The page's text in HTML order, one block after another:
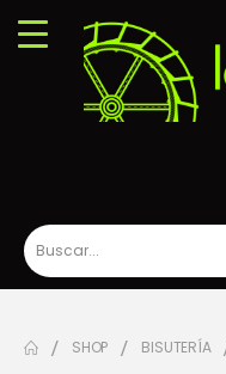
SHOP BISUTERÍA